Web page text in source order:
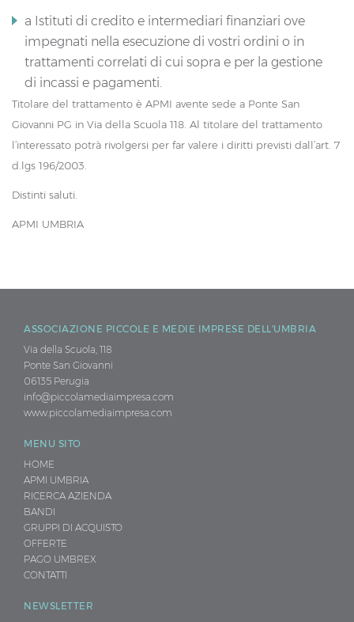
a Istituti di credito e intermediari finanziari ove
impegnati nella esecuzione di vostri ordini o in
trattamenti correlati di cui sopra e per la gestione
di incassi e pagamenti.
Titolare del trattamento è APMI avente sede a Ponte San
Giovanni PG in Via della Scuola 118. Al titolare del trattamento
l’interessato potrà rivolgersi per far valere i diritti previsti dall’art. 7
d.lgs 196/2003.
Distinti saluti.
APMI UMBRIA
ASSOCIAZIONE PICCOLE E MEDIE IMPRESE DELL'UMBRIA
Via della Scuola, 118
Ponte San Giovanni
06135 Perugia
info@piccolamediaimpresa.com
www.piccolamediaimpresa.com
MENU SITO
HOME
APMI UMBRIA
RICERCA AZIENDA
BANDI
GRUPPI DI ACQUISTO
OFFERTE
PAGO UMBREX
CONTATTI
NEWSLETTER